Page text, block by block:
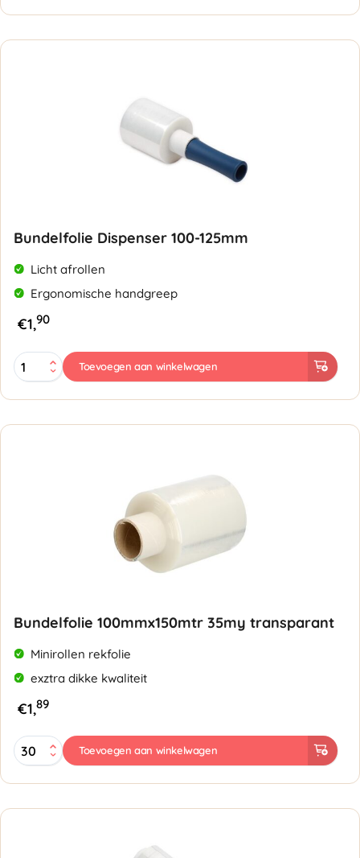
aantal
Bundelfolie Dispenser 100-125mm
Licht afrollen
Ergonomische handgreep
€1,90
Bundelfolie
Dispenser
125mm
aantal
Toevoegen aan winkelwagen
Bundelfolie 100mmx150mtr 35my transparant
Minirollen rekfolie
exztra dikke kwaliteit
€1,89
Bundelfolie
100mmx150mtr
transparant
aantal
Toevoegen aan winkelwagen